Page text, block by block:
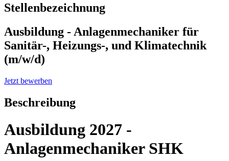
Stellenbezeichnung
Ausbildung - Anlagenmechaniker für
Sanitär-, Heizungs-, und Klimatechnik
(m/w/d)
Jetzt bewerben
Beschreibung
Ausbildung 2027 -
Anlagenmechaniker SHK